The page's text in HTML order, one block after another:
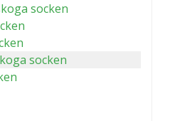
socken
socken